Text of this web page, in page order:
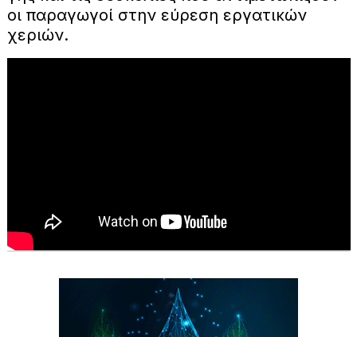
οι παραγωγοί στην εύρεση εργατικών
χεριών.